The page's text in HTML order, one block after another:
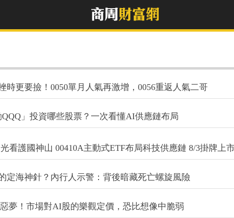
時更要撿！0050單月人氣再激增，0056重返人氣二哥
」投資哪些股票？一次看懂AI供應鏈布局
看護國神山 00410A主動式ETF布局科技供應鏈 8/3掛牌上